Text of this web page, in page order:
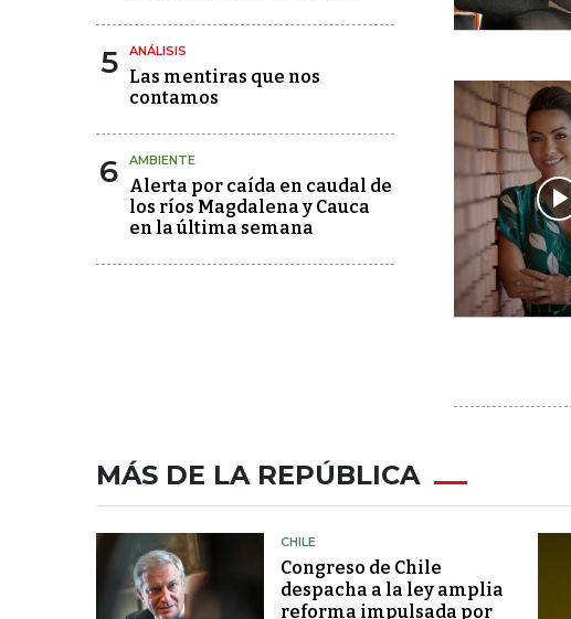
5 ANÁLISIS
Las mentiras que nos
contamos
6 AMBIENTE
Alerta por caída en caudal de
los ríos Magdalena y Cauca
en la última semana
MÁS DE LA REPÚBLICA
CHILE
Congreso de Chile
despacha a la ley amplia
reforma impulsada por